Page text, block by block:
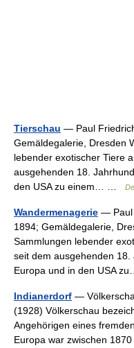
Tierschau — Paul
Gemäldegalerie, Dresden
lebender exotischer Tiere
ausgehenden 18.
den USA zu einem… …
Wandermenagerie — Paul
1894; Gemäldegalerie,
Sammlungen lebender
seit dem ausgehenden
Europa und in den USA
Indianerdorf —
(1928) Völkerschau
Angehörigen eines
Europa war zwischen